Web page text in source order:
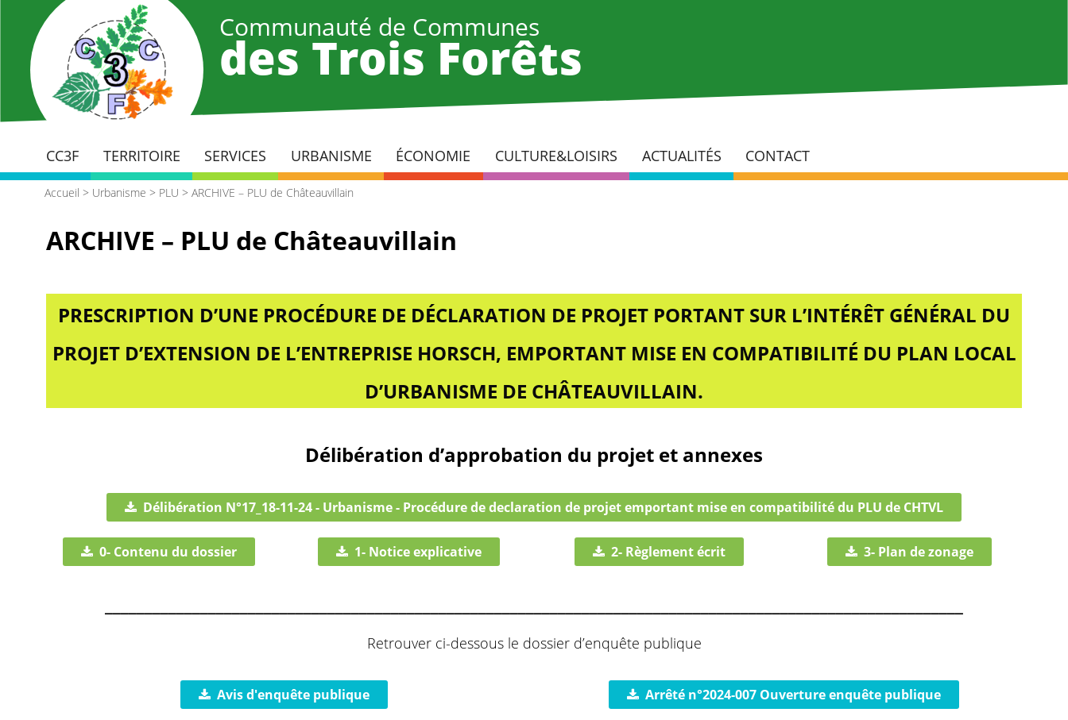
contenu
principal
Communauté de Communes
des Trois Forêts
CC3F TERRITOIRE SERVICES URBANISME ÉCONOMIE CULTURE&LOISIRS ACTUALITÉS CONTACT
Accueil > Urbanisme > PLU > ARCHIVE – PLU de Châteauvillain
ARCHIVE – PLU de Châteauvillain
PRESCRIPTION D’UNE PROCÉDURE DE DÉCLARATION DE PROJET PORTANT SUR L’INTÉRÊT GÉNÉRAL DU
PROJET D’EXTENSION DE L’ENTREPRISE HORSCH, EMPORTANT MISE EN COMPATIBILITÉ DU PLAN LOCAL
D’URBANISME DE CHÂTEAUVILLAIN.
Délibération d’approbation du projet et annexes
Délibération N°17_18-11-24 - Urbanisme - Procédure de declaration de projet emportant mise en compatibilité du PLU de CHTVL
0- Contenu du dossier 1- Notice explicative 2- Règlement écrit 3- Plan de zonage
Retrouver ci-dessous le dossier d’enquête publique
Avis d'enquête publique Arrêté n°2024-007 Ouverture enquête publique